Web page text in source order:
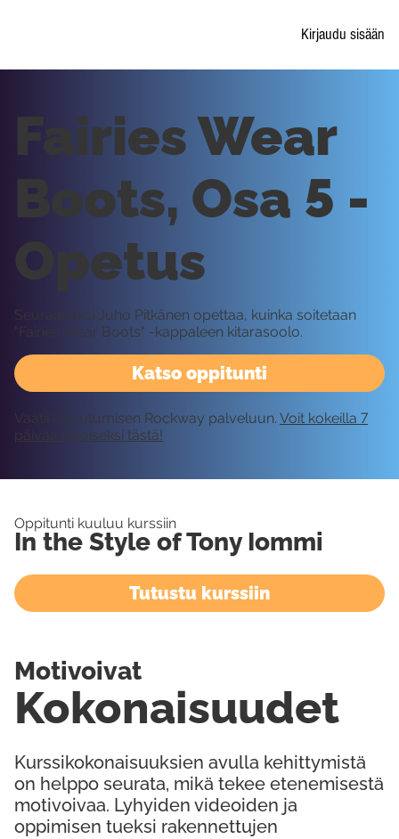
Kirjaudu sisään
Katso oppitunti
Fairies Wear
Boots, Osa 5 -
Opetus
Seuraavaksi Juho Pitkänen opettaa, kuinka soitetaan
"Fairies Wear Boots" -kappaleen kitarasoolo.
Vaatii kirjautumisen Rockway palveluun. Voit kokeilla 7
päivää ilmaiseksi tästä!
Oppitunti kuuluu kurssiin
In the Style of Tony Iommi
Tutustu kurssiin
Kurssikokonaisuuksien avulla kehittymistä
on helppo seurata, mikä tekee etenemisestä
motivoivaa. Lyhyiden videoiden ja
oppimisen tueksi rakennettujen
Kokonaisuudet
Motivoivat